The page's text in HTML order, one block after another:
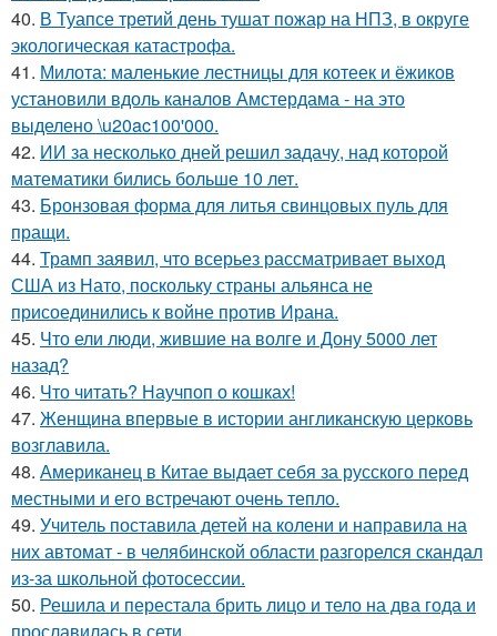
40. В Туапсе третий день тушат пожар на НПЗ, в округе
экологическая катастрофа.
41. Милота: маленькие лестницы для котеек и ёжиков
установили вдоль каналов Амстердама - на это
выделено \u20ac100'000.
42. ИИ за несколько дней решил задачу, над которой
математики бились больше 10 лет.
43. Бронзовая форма для литья свинцовых пуль для
пращи.
44. Трамп заявил, что всерьез рассматривает выход
США из Нато, поскольку страны альянса не
присоединились к войне против Ирана.
45. Что ели люди, жившие на волге и Дону 5000 лет
назад?
46. Что читать? Научпоп о кошках!
47. Женщина впервые в истории англиканскую церковь
возглавила.
48. Американец в Китае выдает себя за русского перед
местными и его встречают очень тепло.
49. Учитель поставила детей на колени и направила на
них автомат - в челябинской области разгорелся скандал
из-за школьной фотосессии.
50. Решила и перестала брить лицо и тело на два года и